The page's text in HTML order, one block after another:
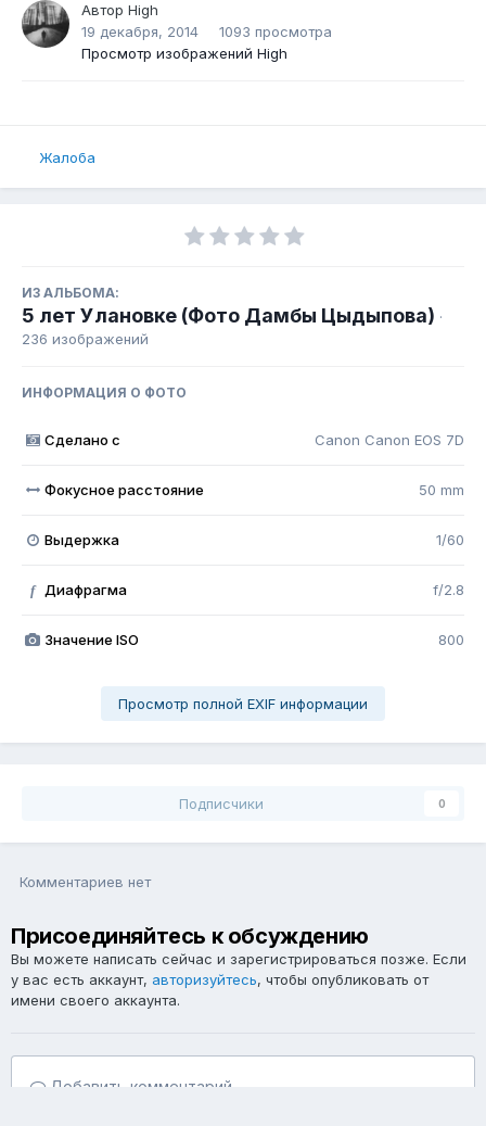
Автор High
19 декабря, 2014
1093 просмотра
Просмотр изображений High
Жалоба
ИЗ АЛЬБОМА:
5 лет Улановке (Фото Дамбы Цыдыпова) ·
236 изображений
ИНФОРМАЦИЯ О ФОТО
Сделано с Canon Canon EOS 7D
Фокусное расстояние 50 mm
Выдержка 1/60
f Диафрагма f/2.8
Значение ISO 800
Просмотр полной EXIF информации
Подписчики 0
Комментариев нет
Присоединяйтесь к обсуждению
Вы можете написать сейчас и зарегистрироваться позже. Если
у вас есть аккаунт, авторизуйтесь, чтобы опубликовать от
имени своего аккаунта.
Добавить комментарий...